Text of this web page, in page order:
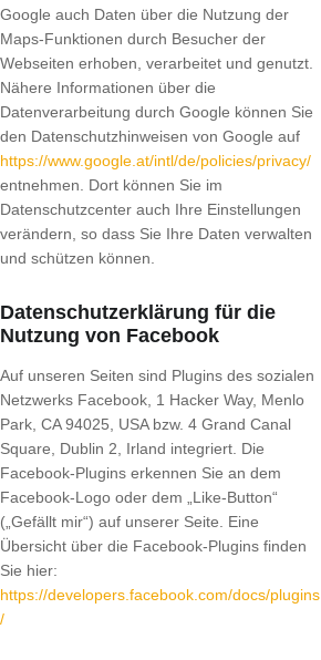
Google auch Daten über die Nutzung der
Maps-Funktionen durch Besucher der
Webseiten erhoben, verarbeitet und genutzt.
Nähere Informationen über die
Datenverarbeitung durch Google können Sie
den Datenschutzhinweisen von Google auf
https://www.google.at/intl/de/policies/privacy/
entnehmen. Dort können Sie im
Datenschutzcenter auch Ihre Einstellungen
verändern, so dass Sie Ihre Daten verwalten
und schützen können.
Datenschutzerklärung für die
Nutzung von Facebook
Auf unseren Seiten sind Plugins des sozialen
Netzwerks Facebook, 1 Hacker Way, Menlo
Park, CA 94025, USA bzw. 4 Grand Canal
Square, Dublin 2, Irland integriert. Die
Facebook-Plugins erkennen Sie an dem
Facebook-Logo oder dem „Like-Button“
(„Gefällt mir“) auf unserer Seite. Eine
Übersicht über die Facebook-Plugins finden
Sie hier:
https://developers.facebook.com/docs/plugins
/